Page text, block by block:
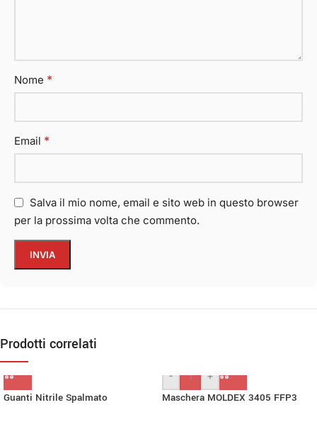
Nome *
Email *
Salva il mio nome, email e sito web in questo browser
per la prossima volta che commento.
Prodotti correlati
Guanti Nitrile Spalmato
-
+
Maschera MOLDEX 3405 FFP3